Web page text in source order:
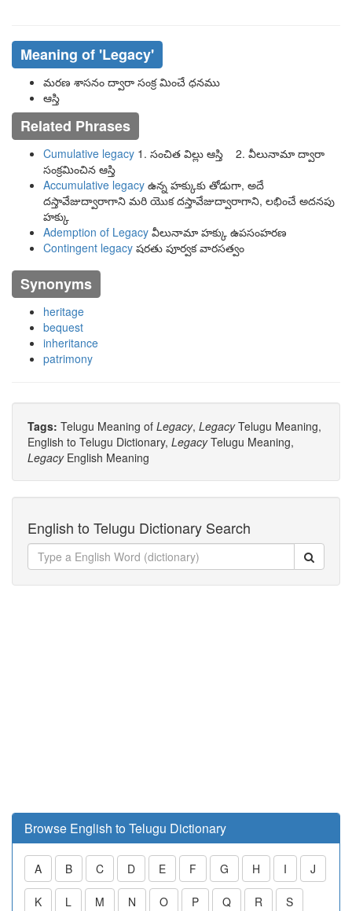
Meaning of 'legacy'
మరణ శాసనం ద్వారా సంక్ర మించే ధనము
ఆస్తి
Related Phrases
Cumulative legacy 1. సంచిత విల్లు ఆస్తి 2. వీలునామా ద్వారా
సంక్రమించిన ఆస్తి
Accumulative legacy ఉన్న హక్కుకు తోడుగా, అదే
దస్తావేజుద్వారాగాని మరి యొక దస్తావేజుద్వారాగాని, లభించే అదనపు
హక్కు
Ademption of Legacy వీలునామా హక్కు ఉపసంహరణ
Contingent legacy షరతు పూర్వక వారసత్వం
Synonyms
heritage
bequest
inheritance
patrimony
Tags: Telugu Meaning of Legacy, LegacyTelugu Meaning,
English to Telugu Dictionary, LegacyTelugu Meaning,
LegacyEnglish Meaning
English to Telugu Dictionary Search
Browse English to Telugu Dictionary
A B C D E F G H I J
K L M N O P Q R S